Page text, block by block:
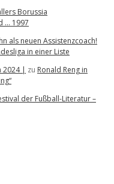
Borussia
… 1997
als neuen Assistenzcoach!
in einer Liste
2024 | zu Ronald Reng in
der Fußball-Literatur –